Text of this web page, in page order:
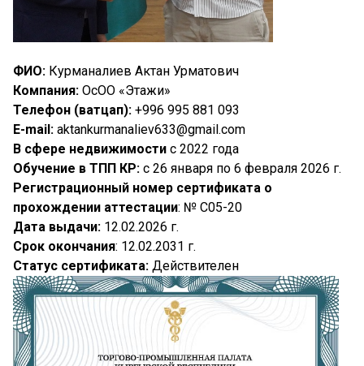
ФИО: Курманалиев Актан Урматович
Компания: ОсОО «Этажи»
Телефон (ватцап): +996 995 881 093
E-mail: aktankurmanaliev633@gmail.com
В сфере недвижимости с 2022 года
Обучение в ТПП КР: с 26 января по 6 февраля 2026 г.
Регистрационный номер сертификата о
прохождении аттестации: № C05-20
Дата выдачи: 12.02.2026 г.
Срок окончания: 12.02.2031 г.
Статус сертификата: Действителен